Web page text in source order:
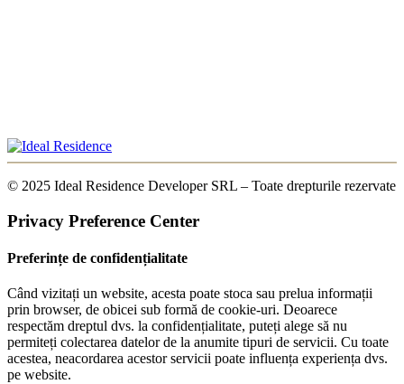
© 2025 Ideal Residence Developer SRL – Toate drepturile rezervate
Privacy Preference Center
Preferințe de confidențialitate
Când vizitați un website, acesta poate stoca sau prelua informații
prin browser, de obicei sub formă de cookie-uri. Deoarece
respectăm dreptul dvs. la confidențialitate, puteți alege să nu
permiteți colectarea datelor de la anumite tipuri de servicii. Cu toate
acestea, neacordarea acestor servicii poate influența experiența dvs.
pe website.